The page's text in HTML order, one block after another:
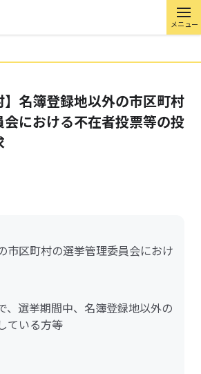
メニュー
】名簿登録地以外の市区町村
における不在者投票等の投
市区町村の選挙管理委員会におけ
、選挙期間中、名簿登録地以外の
ている方等